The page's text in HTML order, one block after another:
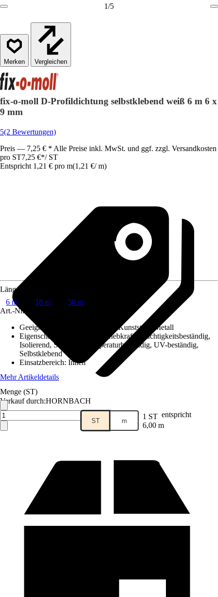
1/5
Vergleichen
fix-o-moll D-Profildichtung selbstklebend weiß 6 m 6 x
9 mm
5(2 Bewertungen)
Preis — 7,25 € * Alle Preise inkl. MwSt. und ggf. zzgl. Versandkosten
pro ST7,25 €*/ ST
Entspricht 1,21 € pro m(1,21 €/ m)
Verkauf durch:HORNBACH
Länge
6 m
18 m
50 m
Art.-Nr.
Geeignet für Untergrund
Holz, Kunststoff, Metall
Eigenschaften
Extra starke Klebkraft, Feuchtigkeitsbeständig,
Isolierend, Scherfest, Temperaturbeständig, UV-beständig,
Selbstklebend
Einsatzbereich: Innen
Mehr Artikeldetails
Menge (ST)
ST m 1 ST entspricht
6,00 m